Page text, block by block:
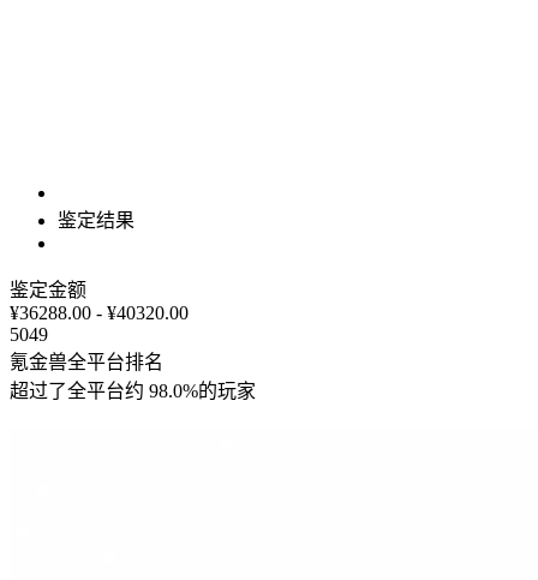
鉴定结果
鉴定金额
¥36288.00 - ¥40320.00
5049
氪金兽全平台排名
超过了全平台约 98.0%的玩家